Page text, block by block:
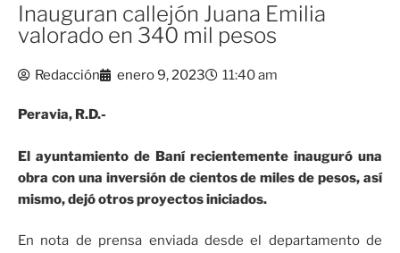
Inauguran callejón Juana Emilia
valorado en 340 mil pesos
Redacción enero 9, 2023 11:40 am
Peravia, R.D.-
El ayuntamiento de Baní recientemente inauguró una
obra con una inversión de cientos de miles de pesos, así
mismo, dejó otros proyectos iniciados.
En nota de prensa enviada desde el departamento de